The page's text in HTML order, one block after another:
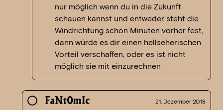
nur möglich wenn du in die Zukunft
schauen kannst und entweder steht die
Windrichtung schon Minuten vorher fest,
dann würde es dir einen hellseherischen
Vorteil verschaffen, oder es ist nicht
möglich sie mit einzurechnen
FaNt0mIc 21. Dezember 2018